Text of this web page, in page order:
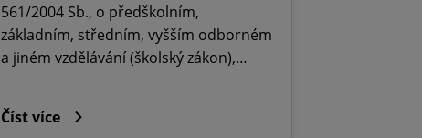
561/2004 Sb., o předškolním,
základním, středním, vyšším odborném
a jiném vzdělávání (školský zákon),…
Číst více